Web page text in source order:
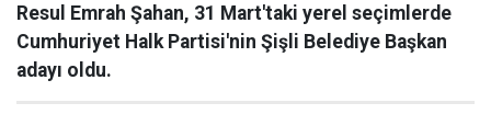
Resul Emrah Şahan, 31 Mart'taki yerel seçimlerde
Cumhuriyet Halk Partisi'nin Şişli Belediye Başkan
adayı oldu.